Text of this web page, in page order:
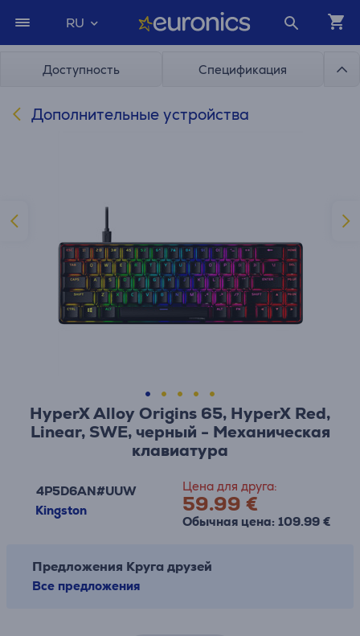
RU
Доступность Спецификация
Дополнительные устройства
HyperX Alloy Origins 65, HyperX Red,
Linear, SWE, черный - Механическая
клавиатура
4P5D6AN#UUW
Kingston
Цена для друга:
59.99 €
Обычная цена: 109.99 €
Предложения Круга друзей
Все предложения